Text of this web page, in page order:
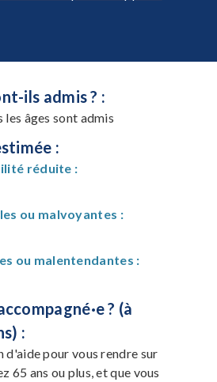
ils admis ? :
les âges sont admis
:
réduite :
ou malvoyantes :
ou malentendantes :
? (à
:
d'aide pour vous rendre sur
65 ans ou plus, et que vous